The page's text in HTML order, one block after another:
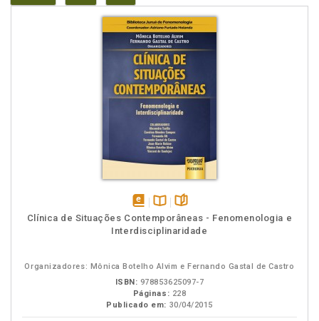
disponível
em
Disponível
na
páginas
Clínica de Situações Contemporâneas - Fenomenologia e
Interdisciplinaridade
Organizadores: Mônica Botelho Alvim e Fernando Gastal de Castro
ISBN: 978853625097-7
Páginas: 228
Publicado em: 30/04/2015